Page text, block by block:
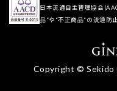
日本流通自主管理協会
品”や“不正商品”の流通防
Copyright © Sekido